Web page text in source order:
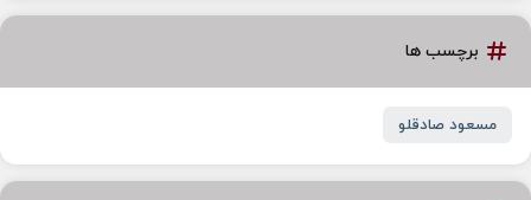
برچسب ها
مسعود صادقلو